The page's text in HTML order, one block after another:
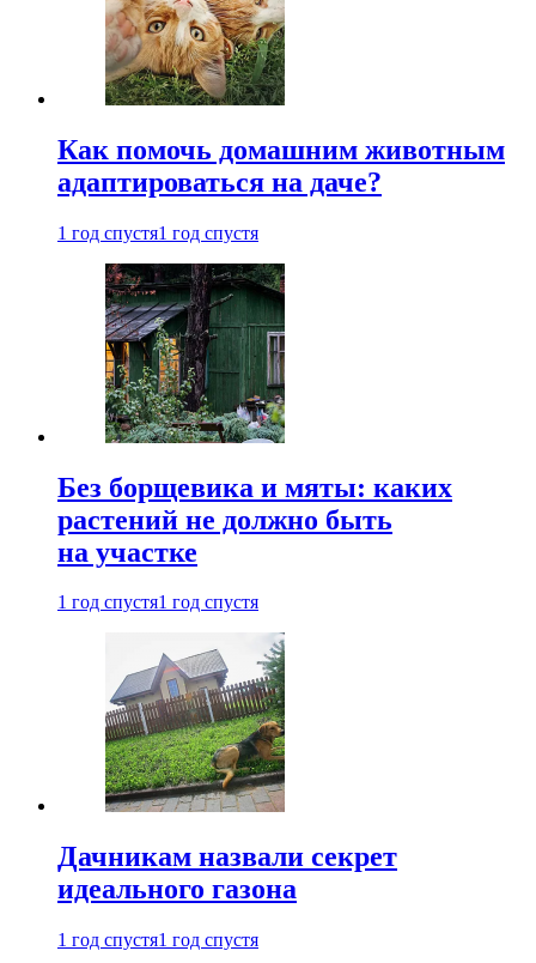
Как помочь домашним животным
адаптироваться на даче?
1 год спустя1 год спустя
Без борщевика и мяты: каких
растений не должно быть
на участке
1 год спустя1 год спустя
Дачникам назвали секрет
идеального газона
1 год спустя1 год спустя